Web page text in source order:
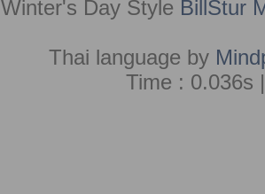
Winter's Day Style BillStur
Thai language by
Time : 0.036s